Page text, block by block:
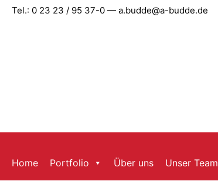
ZumTel.: 0 23 23 / 95 37-0 — a.budde@a-budde.de
Home Portfolio Über uns Unser Team